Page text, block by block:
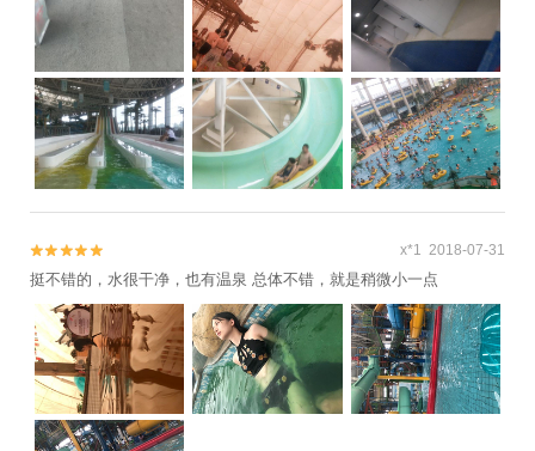

 x*1 2018-07-31
挺不错的，水很干净，也有温泉 总体不错，就是稍微小一点